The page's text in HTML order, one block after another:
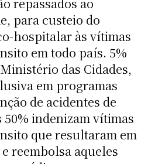
para custeio do
hospitalar às vítimas
em todo país. 5%
das Cidades,
em programas
de acidentes de
50% indenizam vítimas
que resultaram em
reembolsa aqueles